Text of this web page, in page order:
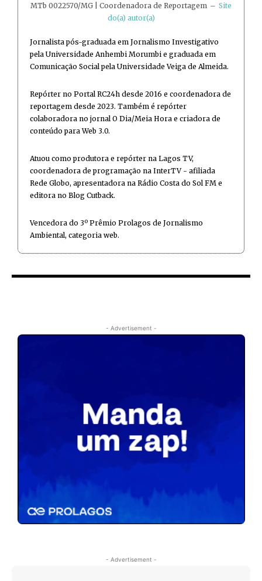
MTb 0022570/MG | Coordenadora de Reportagem – Site
do(a) autor(a)
Jornalista pós-graduada em Jornalismo Investigativo
pela Universidade Anhembi Morumbi e graduada em
Comunicação Social pela Universidade Veiga de Almeida.
Repórter no Portal RC24h desde 2016 e coordenadora de
reportagem desde 2023. Também é repórter
colaboradora no jornal O Dia/Meia Hora e criadora de
conteúdo para Web 3.0.
Atuou como produtora e repórter na Lagos TV,
coordenadora de programação na InterTV - afiliada
Rede Globo, apresentadora na Rádio Costa do Sol FM e
editora no Blog Cutback.
Vencedora do 3º Prêmio Prolagos de Jornalismo
Ambiental, categoria web.
- Advertisement -
- Advertisement -